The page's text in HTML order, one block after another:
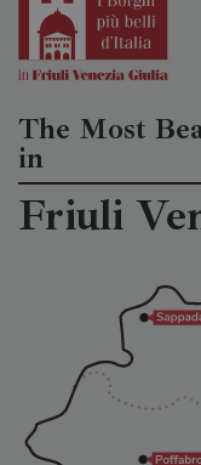
The Most
in
Friuli